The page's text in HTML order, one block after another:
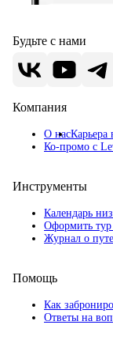
Будьте с нами
Компания
О насКарьера
Ко-промо с
Инструменты
Календарь
Оформить тур
Журнал о
Помощь
Как
Ответы на